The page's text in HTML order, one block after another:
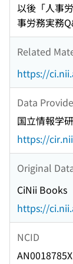
以後「人事
事労務実務
Related
https://
Data
国立情報学
https://
Original
CiNii Books
https://
NCID
AN0018785X